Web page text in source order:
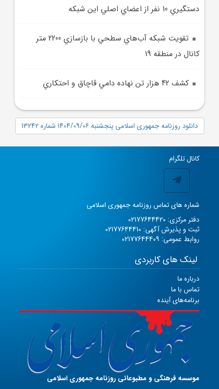
دستگيري 10 نفر از اعضاي اصلي اين شبکه
تقويت شبکه آب‌هاي سطحي با بازسازي 2200 متر
کانال در منطقه 19
کشف 42 هزار تن نهاده دامي قاچاق و احتکاري
دانلود روزنامه جمهوری اسلامی پنجشنبه 1404/09/06 شماره 13242
کانال تلگرام
شماره های تماس روزنامه جمهوری اسلامی
دفتر مرکزی: 02177644420
ثبت و پذیرش آگهی: 02177644410
روابط عمومی: 02177644409
لینک های کاربردی
درباره ما
تماس با ما
برنامه‌های آینده
موسسه فرهنگی و مطبوعاتی روزنامه جمهوری اسلامی